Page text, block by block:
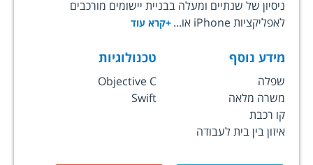
ניסיון של שנתיים ומעלה בבניית יישומים מורכבים
לאפליקציות iPhone או...
+קרא עוד
מידע נוסף
שפלה
משרה מלאה
קו רכבת
איזון בין בית לעבודה
טכנולוגיות
Objective C
Swift